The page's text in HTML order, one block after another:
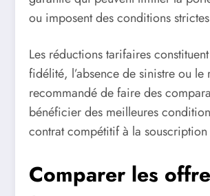
ou imposent des conditions
Les réductions tarifaires
fidélité, l’absence de sinistre ou
recommandé de faire des
bénéficier des meilleures
contrat compétitif à la
Comparer les